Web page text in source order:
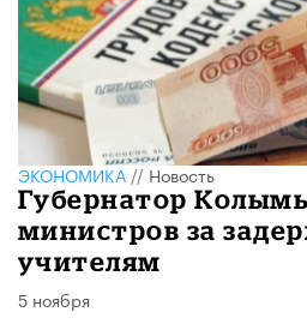
ЭКОНОМИКА//Новость
Губернатор
министров за
учителям
5 ноября